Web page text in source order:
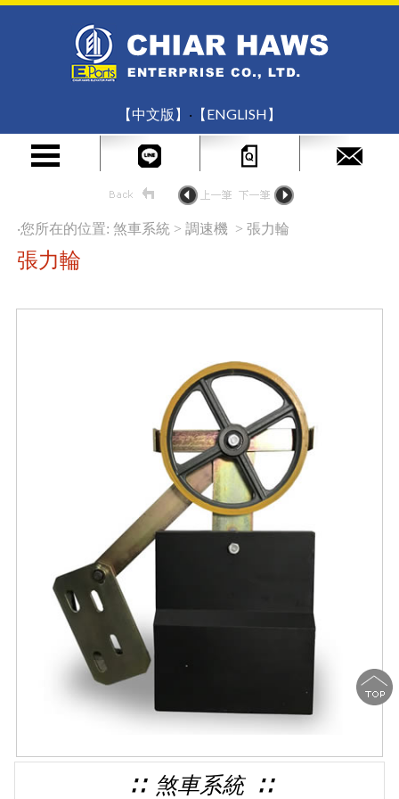
【中文版】 ‧ 【ENGLISH】
‧您所在的位置: 煞車系統 > 調速機 > 張力輪
張力輪
∷ 煞車系統 ∷